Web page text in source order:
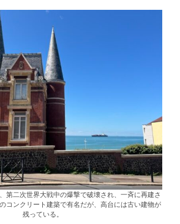
第二次世界大戦中の爆撃で破壊され、一斉に再建さ
コンクリート建築で有名だが、高台には古い建物が
残っている。